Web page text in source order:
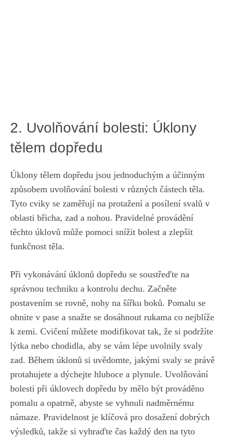
2. ⁢Uvolňování bolesti: ​Úklony
⁢tělem ‌dopředu
Úklony⁢ tělem dopředu jsou jednoduchým a účinným⁤
způsobem uvolňování bolesti v⁣ různých částech ⁤těla.
Tyto⁢ cviky se zaměřují na protažení a⁢ posílení svalů v
⁢oblasti břicha, zad a nohou. Pravidelné provádění
‌těchto úklovů⁣ může pomoci ‌snížit⁤ bolest a zlepšit
funkčnost ⁢těla.
Při vykonávání úklonů ⁤dopředu se soustřeďte na‍
správnou techniku a⁤ kontrolu dechu. Začněte
postavením ‌se⁣ rovně, nohy na šířku‌ boků. Pomalu se
ohnite ‍v pase a ⁤snažte se⁤ dosáhnout rukama co‍ nejblíže
k​ zemi. Cvičení⁢ můžete modifikovat tak, že si podržíte⁣
lýtka ⁣nebo chodidla, aby⁣ se vám lépe uvolnily svaly⁤
zad.⁣ Během⁢ úklonů⁤ si uvědomte, jakými svaly ‍se právě
protahujete‍ a ‍dýchejte hluboce a plynule. Uvolňování⁣
bolesti při úklovech⁤ dopředu by mělo ⁤být prováděno
pomalu a⁢ opatrně,⁣ abyste​ se vyhnuli ​nadměrnému‍
námaze. ​Pravidelnost je ‍klíčová⁣ pro dosažení dobrých
výsledků, takže‌ si ‌vyhraďte čas každý den na ‌tyto